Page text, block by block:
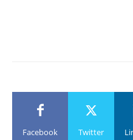
Facebook Twitter